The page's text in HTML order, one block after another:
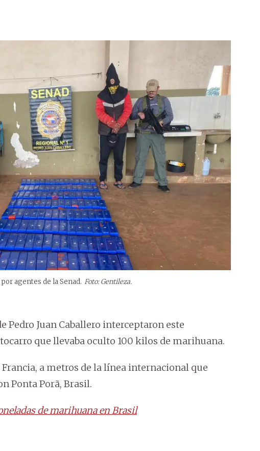
agentes de la Senad. Foto: Gentileza.
Pedro Juan Caballero interceptaron este
que llevaba oculto 100 kilos de marihuana.
a metros de la línea internacional que
Ponta Porã, Brasil.
de marihuana en Brasil